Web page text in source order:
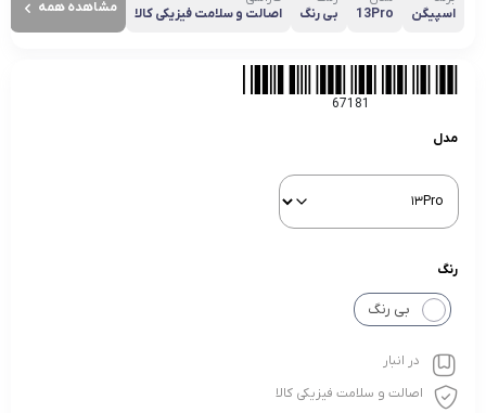
اسپیگن
13Pro
بی رنگ
اصالت و سلامت فیزیکی کالا
مشاهده همه
67181
مدل
رنگ
بی رنگ
در انبار
اصالت و سلامت فیزیکی کالا